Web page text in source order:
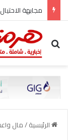
مجابهة
بحث عن
الرئيسية/مال